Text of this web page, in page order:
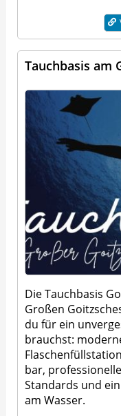
Tauchbasis am
Die Tauchbasis
Großen
du für ein
brauchst:
bar,
Standards und
am Wasser.